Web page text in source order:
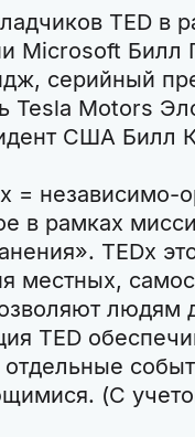
TED в
Microsoft Билл
серийный
Tesla Motors
США Билл
= независимо-
в рамках
TEDx
местных,
людям
TED
отдельные
(С